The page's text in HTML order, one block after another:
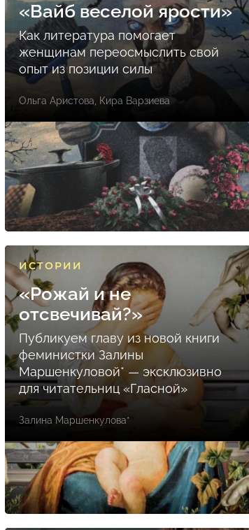
«Вайб веселой ярости»
Как литература помогает
женщинам переосмыслить свой
опыт из позиции силы
Ольга Аристова, Кира Варзиева
ИСТОРИИ
«Рожай и не
отсвечивай?»
Публикуем главу из новой книги
феминистки Залины
Маршенкуловой* — эксклюзивно
для читательниц «Гласной»
Залина Маршенкулова*